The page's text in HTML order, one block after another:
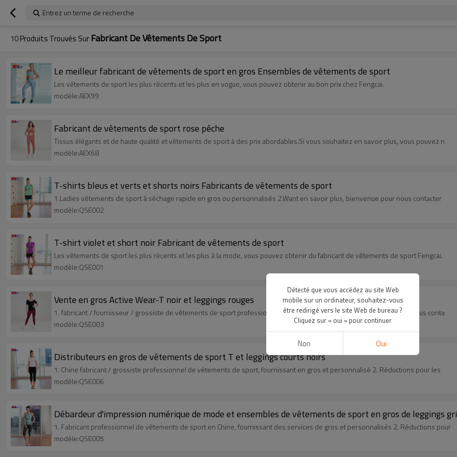
Entrez un terme de recherche
10Produits Trouvés SurFabricant De Vêtements De Sport
Le meilleur fabricant de vêtements de sport en gros Ensembles de vêtements de sport
Les vêtements de sport les plus récents et les plus en vogue, vous pouvez obtenir au bon prix chez Fengcai.
modèle:AEX99
Fabricant de vêtements de sport rose pêche
Tissus élégants et de haute qualité et vêtements de sport à des prix abordables.Si vous souhaitez en savoir plus, vous pouvez n
modèle:AEX68
T-shirts bleus et verts et shorts noirs Fabricants de vêtements de sport
1.Ladies vêtements de sport à séchage rapide en gros ou personnalisés 2.Want en savoir plus, bienvenue pour nous contacter
modèle:QSE002
T-shirt violet et short noir Fabricant de vêtements de sport
Les vêtements de sport les plus récents et les plus à la mode, vous pouvez obtenir du fabricant de vêtements de sport Fengcai.
modèle:QSE001
Vente en gros Active Wear-T noir et leggings rouges
1. fabricant / fournisseur / grossiste de vêtements de sport professionnels 2. voulez en savoir plus, bienvenue pour nous conta
modèle:QSE003
Distributeurs en gros de vêtements de sport T et leggings courts noirs
1. Chine fabricant / grossiste professionnel de vêtements de sport, fournissant en gros et personnalisé 2. Réductions pour les
modèle:QSE006
Débardeur d'impression numérique de mode et ensembles de vêtements de sport en gros de leggings
1. Fabricant professionnel de vêtements de sport en Chine, fournissant des services de gros et personnalisés 2. Réductions pour
modèle:QSE005
Détecté que vous accédez au site Web
mobile sur un ordinateur, souhaitez-vous
être redirigé vers le site Web de bureau ?
Cliquez sur « oui » pour continuer
Non Oui